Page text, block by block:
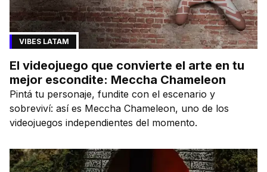
VIBES LATAM
El videojuego que convierte el arte en tu
mejor escondite: Meccha Chameleon
Pintá tu personaje, fundite con el escenario y
sobreviví: así es Meccha Chameleon, uno de los
videojuegos independientes del momento.